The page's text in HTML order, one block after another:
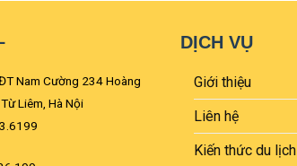
Nam Cường 234 Hoàng
Liêm, Hà Nội
DỊCH VỤ
Giới thiệu
Liên hệ
Kiến thức du lịch